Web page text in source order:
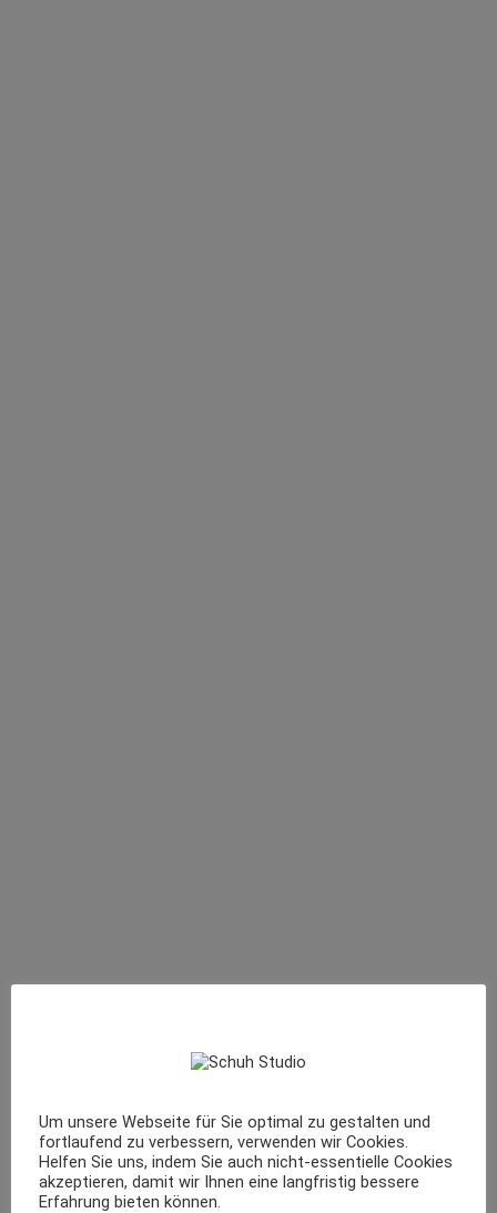
Um unsere Webseite für Sie optimal zu gestalten und
fortlaufend zu verbessern, verwenden wir Cookies.
Helfen Sie uns, indem Sie auch nicht-essentielle Cookies
akzeptieren, damit wir Ihnen eine langfristig bessere
Erfahrung bieten können.